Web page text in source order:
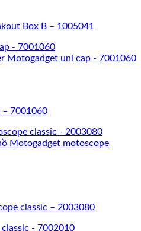
Box B – 1005041
– 7001060
classic – 2003080